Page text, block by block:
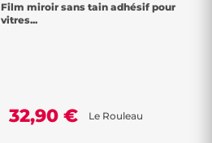
Film miroir sans tain adhésif pour
vitres...
32,90 € Le Rouleau